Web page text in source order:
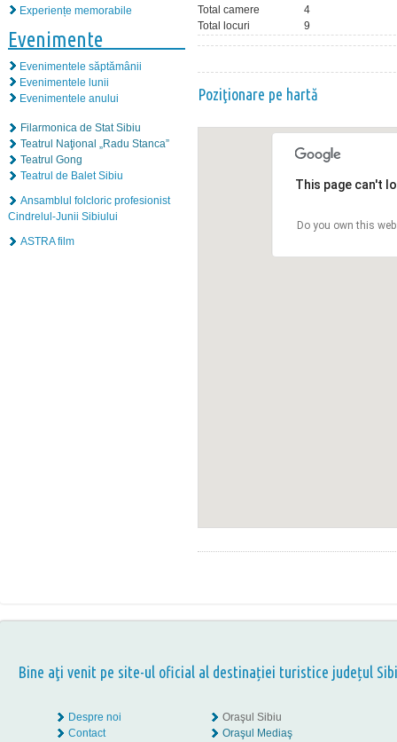
Experiențe memorabile
Evenimente
Evenimentele săptămânii
Evenimentele lunii
Evenimentele anului
Filarmonica de Stat Sibiu
Teatrul Naţional „Radu Stanca”
Teatrul Gong
Teatrul de Balet Sibiu
Ansamblul folcloric profesionist
Cindrelul-Junii Sibiului
ASTRA film
Total camere
4
Total locuri
9
Poziţionare pe hartă
This page can't
Do you own this
Bine aţi venit pe site-ul oficial al destinației turistice județul
Despre noi
Contact
Oraşul Sibiu
Oraşul Mediaş